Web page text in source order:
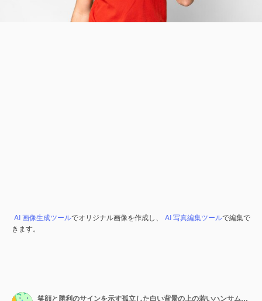
AI 画像生成ツールでオリジナル画像を作成し、 AI 写真編集ツールで編集で
きます。
笑顔と勝利のサインを示す孤立した白い背景の上の若いハンサムな白人男性